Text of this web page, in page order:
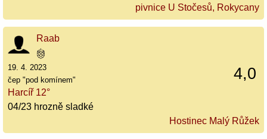
pivnice U Stočesů, Rokycany
Raab
4,0
19. 4. 2023
čep "pod komínem"
Harcíř 12°
04/23 hrozně sladké
Hostinec Malý Růžek